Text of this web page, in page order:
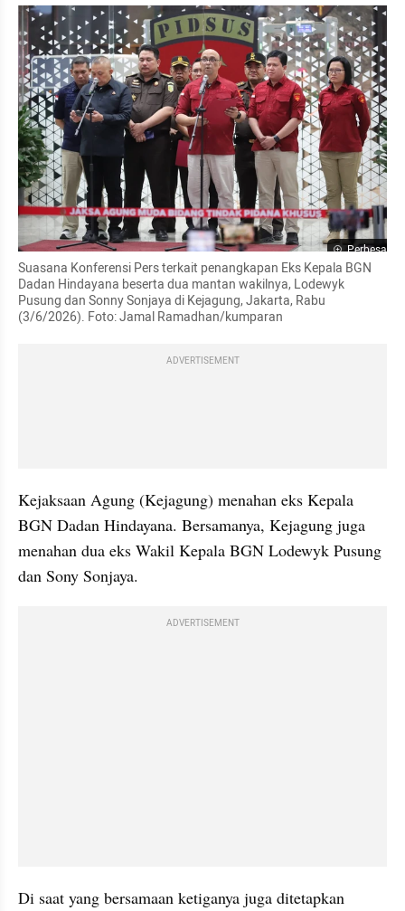
Perbesar
Suasana Konferensi Pers terkait penangkapan Eks Kepala BGN
Dadan Hindayana beserta dua mantan wakilnya, Lodewyk
Pusung dan Sonny Sonjaya di Kejagung, Jakarta, Rabu
(3/6/2026). Foto: Jamal Ramadhan/kumparan
ADVERTISEMENT
Kejaksaan Agung (Kejagung) menahan eks Kepala
BGN Dadan Hindayana. Bersamanya, Kejagung juga
menahan dua eks Wakil Kepala BGN Lodewyk Pusung
dan Sony Sonjaya.
ADVERTISEMENT
Di saat yang bersamaan ketiganya juga ditetapkan